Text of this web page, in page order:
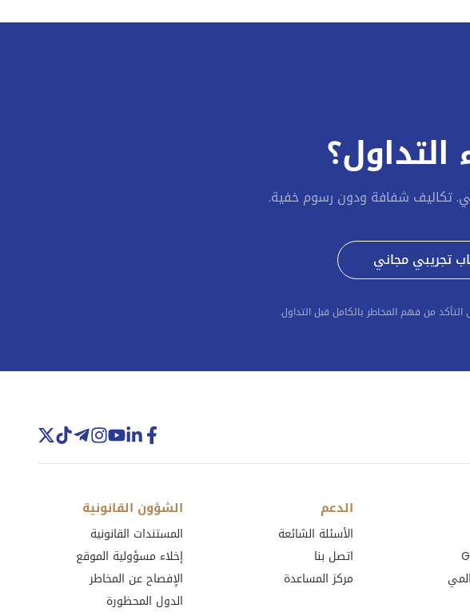
-12.3
تكاليف شفافة ودون رسوم خفية.
تجريبي مجاني
من فهم المخاطر بالكامل قبل التداول.
الدعم
الأسئلة الشائعة
اتصل بنا
مركز المساعدة
الشؤون القانونية
المستندات القانونية
إخلاء مسؤولية الموقع
الإفصاح عن المخاطر
الدول المحظورة